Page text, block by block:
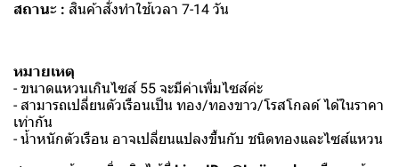
สถานะ : สินค้าสั่งทำใช้เวลา 7-14 วัน
หมายเหตุ
- ขนาดแหวนเกินไซส์ 55 จะมีค่าเพิ่มไซส์ค่ะ
- สามารถเปลี่ยนตัวเรือนเป็น ทอง/ทองขาว/โรสโกลด์ ได้ในราคา
เท่ากัน
- น้ำหนักตัวเรือน อาจเปลี่ยนแปลงขึ้นกับ ชนิดทองและไซส์แหวน